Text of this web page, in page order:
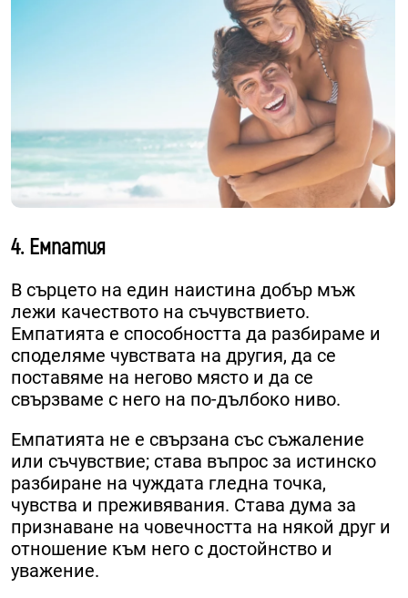
4. Емпатия
В сърцето на един наистина добър мъж
лежи качеството на съчувствието.
Емпатията е способността да разбираме и
споделяме чувствата на другия, да се
поставяме на негово място и да се
свързваме с него на по-дълбоко ниво.
Емпатията не е свързана със съжаление
или съчувствие; става въпрос за истинско
разбиране на чуждата гледна точка,
чувства и преживявания. Става дума за
признаване на човечността на някой друг и
отношение към него с достойнство и
уважение.